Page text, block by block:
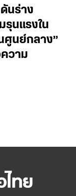
ดันร่าง
นแรงใน
ศูนย์กลาง”
วาม